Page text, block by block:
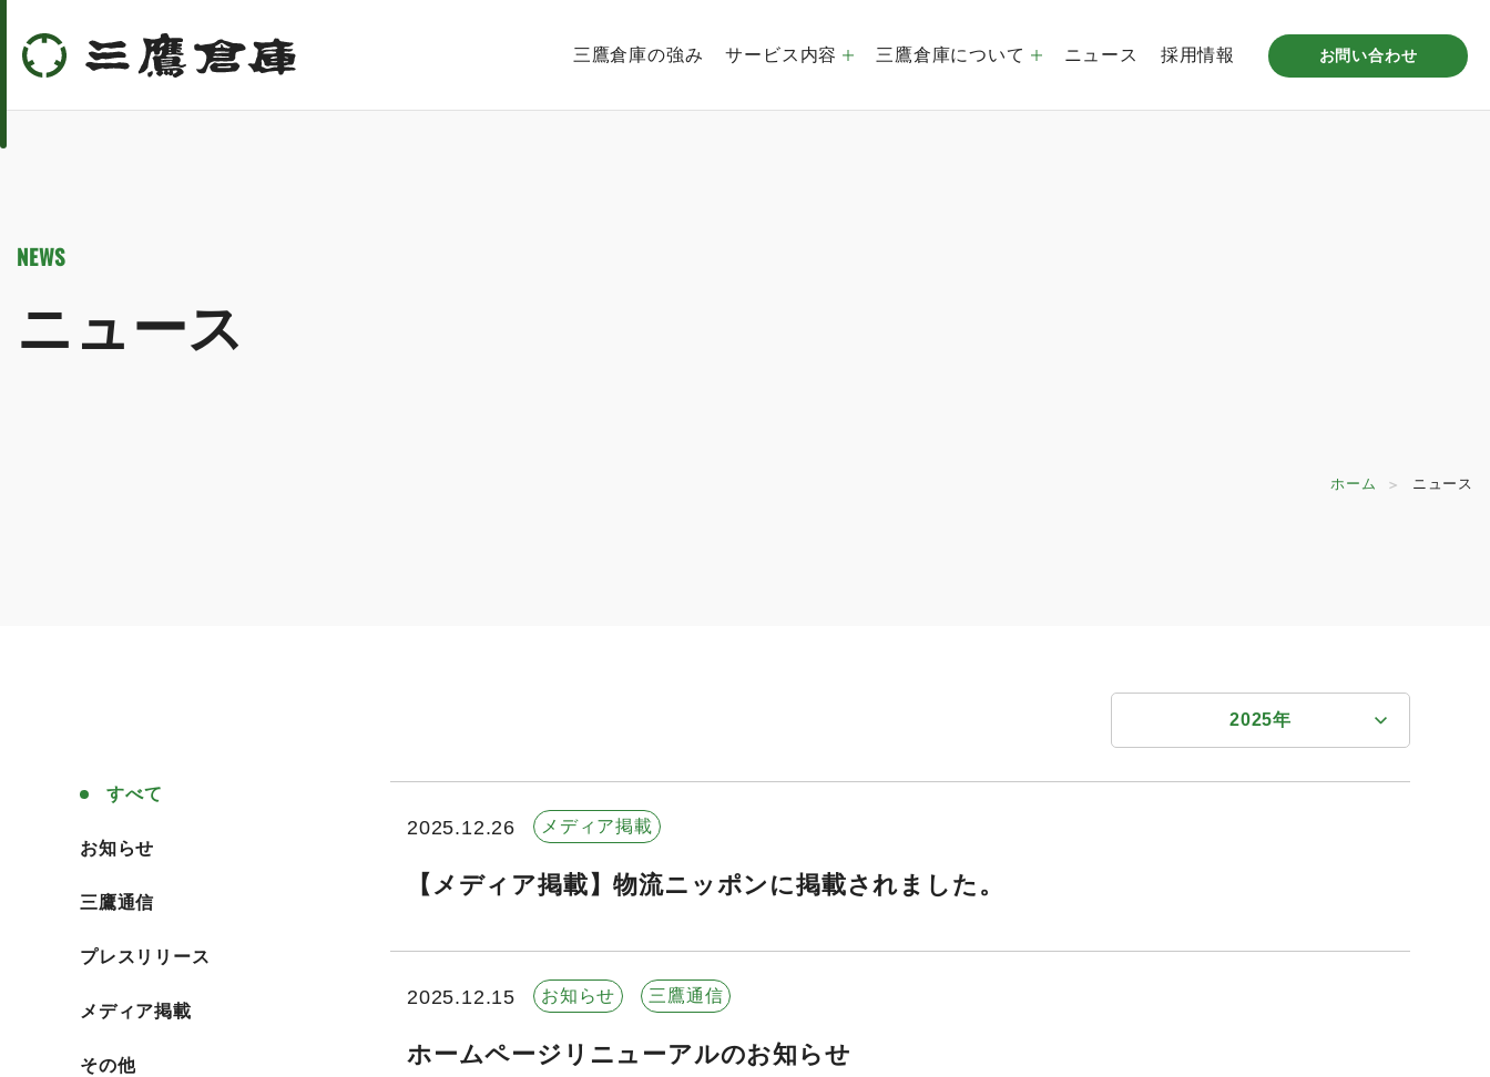
三鷹倉庫の強み サービス内容 三鷹倉庫について ニュース 採用情報 お問い合わせ
NEWS
ニュース
ホーム
ニュース
2025年
すべての年度
2023年
すべて
お知らせ
三鷹通信
プレスリリース
メディア掲載
その他
2025.12.26 メディア掲載
【メディア掲載】物流ニッポンに掲載されました。
2025.12.15 お知らせ 三鷹通信
ホームページリニューアルのお知らせ